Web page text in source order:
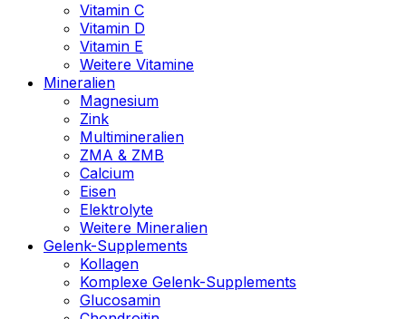
Vitamin C
Vitamin D
Vitamin E
Weitere Vitamine
Mineralien
Magnesium
Zink
Multimineralien
ZMA & ZMB
Calcium
Eisen
Elektrolyte
Weitere Mineralien
Gelenk-Supplements
Kollagen
Komplexe Gelenk-Supplements
Glucosamin